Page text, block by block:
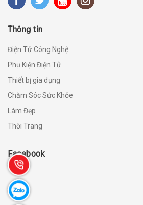
Thông tin
Điện Tử Công Nghệ
Phụ Kiện Điện Tử
Thiết bị gia dụng
Chăm Sóc Sức Khỏe
Làm Đẹp
Thời Trang
Facebook